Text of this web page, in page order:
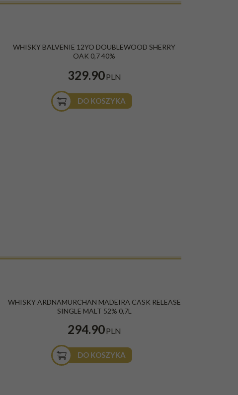
WHISKY BALVENIE 12YO DOUBLEWOOD SHERRY
OAK 0,7 40%
329.90PLN
DO KOSZYKA
WHISKY ARDNAMURCHAN MADEIRA CASK RELEASE
SINGLE MALT 52% 0,7L
294.90PLN
DO KOSZYKA